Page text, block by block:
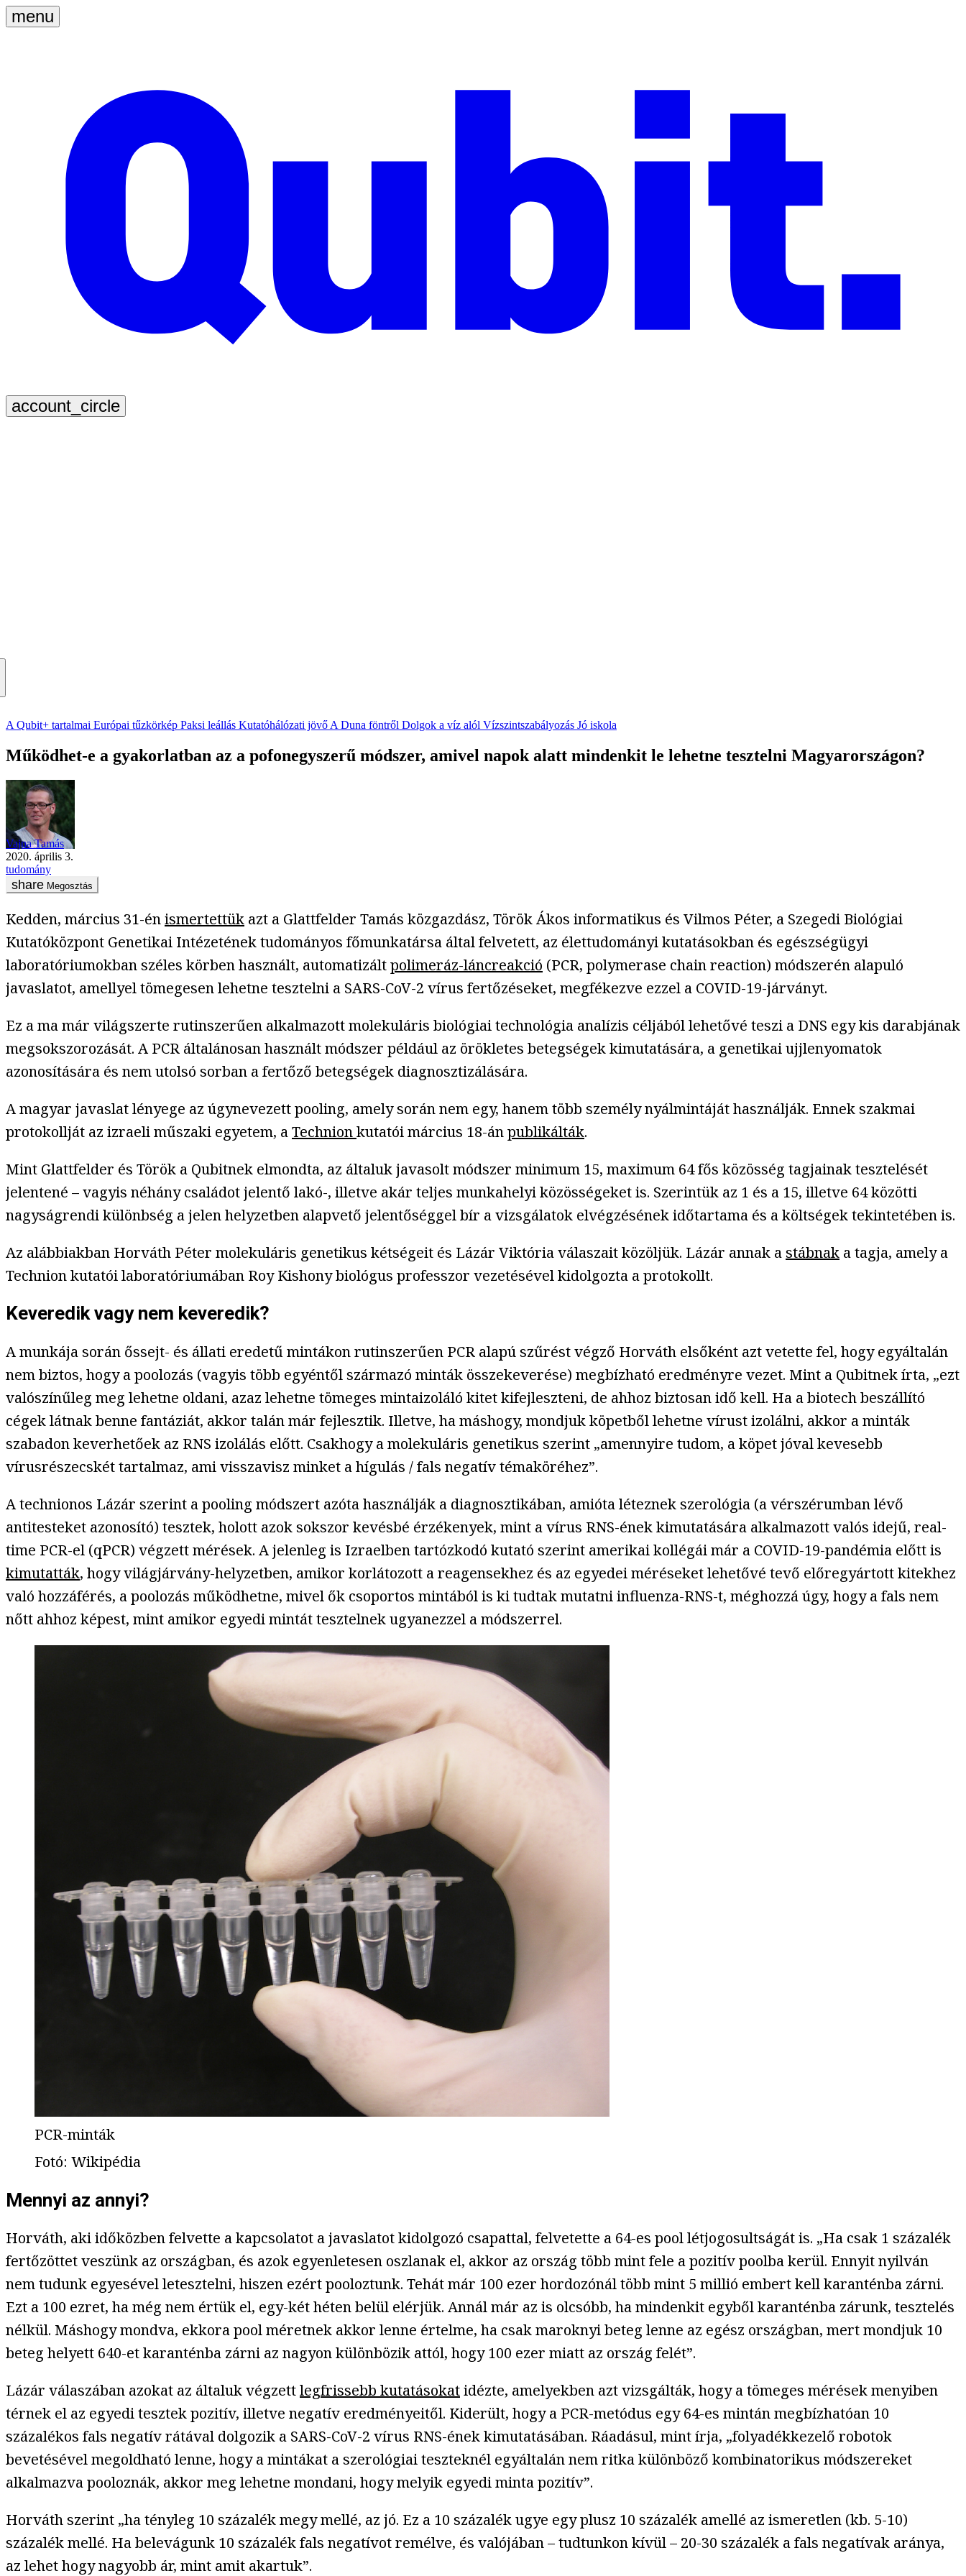
A Qubit+ tartalmai Európai tűzkörkép Paksi leállás Kutatóhálózati jövő A Duna föntről Dolgok a víz alól Vízszintszabályozás Jó iskola
Működhet-e a gyakorlatban az a pofonegyszerű módszer, amivel napok alatt mindenkit le lehetne tesztelni Magyarországon?
Vajna Tamás
2020. április 3.
tudomány
Megosztás
Kedden, március 31-énismertettük azt a Glattfelder Tamás közgazdász, Török Ákos informatikus és Vilmos Péter, a Szegedi Biológiai
Kutatóközpont Genetikai Intézetének tudományos főmunkatársa által felvetett, az élettudományi kutatásokban és egészségügyi
laboratóriumokban széles körben használt, automatizáltpolimeráz-láncreakció (PCR, polymerase chain reaction) módszerén alapuló
javaslatot, amellyel tömegesen lehetne tesztelni a SARS-CoV-2 vírus fertőzéseket, megfékezve ezzel a COVID-19-járványt.
Ez a ma már világszerte rutinszerűen alkalmazott molekuláris biológiai technológia analízis céljából lehetővé teszi a DNS egy kis darabjának
megsokszorozását. A PCR általánosan használt módszer például az örökletes betegségek kimutatására, a genetikai ujjlenyomatok
azonosítására és nem utolsó sorban a fertőző betegségek diagnosztizálására.
A magyar javaslat lényege az úgynevezett pooling, amely során nem egy, hanem több személy nyálmintáját használják. Ennek szakmai
protokollját az izraeli műszaki egyetem, aTechnionkutatói március 18-ánpublikálták.
Mint Glattfelder és Török a Qubitnek elmondta, az általuk javasolt módszer minimum 15, maximum 64 fős közösség tagjainak tesztelését
jelentené – vagyis néhány családot jelentő lakó-, illetve akár teljes munkahelyi közösségeket is. Szerintük az 1 és a 15, illetve 64 közötti
nagyságrendi különbség a jelen helyzetben alapvető jelentőséggel bír a vizsgálatok elvégzésének időtartama és a költségek tekintetében is.
Az alábbiakban Horváth Péter molekuláris genetikus kétségeit és Lázár Viktória válaszait közöljük. Lázár annak astábnak a tagja, amely a
Technion kutatói laboratóriumában Roy Kishony biológus professzor vezetésével kidolgozta a protokollt.
Keveredik vagy nem keveredik?
A munkája során őssejt- és állati eredetű mintákon rutinszerűen PCR alapú szűrést végző Horváth elsőként azt vetette fel, hogy egyáltalán
nem biztos, hogy a poolozás (vagyis több egyéntől származó minták összekeverése) megbízható eredményre vezet. Mint a Qubitnek írta, „ezt
valószínűleg meg lehetne oldani, azaz lehetne tömeges mintaizoláló kitet kifejleszteni, de ahhoz biztosan idő kell. Ha a biotech beszállító
cégek látnak benne fantáziát, akkor talán már fejlesztik. Illetve, ha máshogy, mondjuk köpetből lehetne vírust izolálni, akkor a minták
szabadon keverhetőek az RNS izolálás előtt. Csakhogy a molekuláris genetikus szerint „amennyire tudom, a köpet jóval kevesebb
vírusrészecskét tartalmaz, ami visszavisz minket a hígulás / fals negatív témaköréhez”.
A technionos Lázár szerint a pooling módszert azóta használják a diagnosztikában, amióta léteznek szerológia (a vérszérumban lévő
antitesteket azonosító) tesztek, holott azok sokszor kevésbé érzékenyek, mint a vírus RNS-ének kimutatására alkalmazott valós idejű, real-
time PCR-el (qPCR) végzett mérések. A jelenleg is Izraelben tartózkodó kutató szerint amerikai kollégái már a COVID-19-pandémia előtt is
kimutatták, hogy világjárvány-helyzetben, amikor korlátozott a reagensekhez és az egyedei méréseket lehetővé tevő előregyártott kitekhez
való hozzáférés, a poolozás működhetne, mivel ők csoportos mintából is ki tudtak mutatni influenza-RNS-t, méghozzá úgy, hogy a fals nem
nőtt ahhoz képest, mint amikor egyedi mintát tesztelnek ugyanezzel a módszerrel.
PCR-minták
Fotó: Wikipédia
Mennyi az annyi?
Horváth, aki időközben felvette a kapcsolatot a javaslatot kidolgozó csapattal, felvetette a 64-es pool létjogosultságát is. „Ha csak 1 százalék
fertőzöttet veszünk az országban, és azok egyenletesen oszlanak el, akkor az ország több mint fele a pozitív poolba kerül. Ennyit nyilván
nem tudunk egyesével letesztelni, hiszen ezért pooloztunk. Tehát már 100 ezer hordozónál több mint 5 millió embert kell karanténba zárni.
Ezt a 100 ezret, ha még nem értük el, egy-két héten belül elérjük. Annál már az is olcsóbb, ha mindenkit egyből karanténba zárunk, tesztelés
nélkül. Máshogy mondva, ekkora pool méretnek akkor lenne értelme, ha csak maroknyi beteg lenne az egész országban, mert mondjuk 10
beteg helyett 640-et karanténba zárni az nagyon különbözik attól, hogy 100 ezer miatt az ország felét”.
Lázár válaszában azokat az általuk végzettlegfrissebb kutatásokatidézte, amelyekben azt vizsgálták, hogy a tömeges mérések menyiben
térnek el az egyedi tesztek pozitív, illetve negatív eredményeitől. Kiderült, hogy a PCR-metódus egy 64-es mintán megbízhatóan 10
százalékos fals negatív rátával dolgozik a SARS-CoV-2 vírus RNS-ének kimutatásában. Ráadásul, mint írja, „folyadékkezelő robotok
bevetésével megoldható lenne, hogy a mintákat a szerológiai teszteknél egyáltalán nem ritka különböző kombinatorikus módszereket
alkalmazva pooloznák, akkor meg lehetne mondani, hogy melyik egyedi minta pozitív”.
Horváth szerint „ha tényleg 10 százalék megy mellé, az jó. Ez a 10 százalék ugye egy plusz 10 százalék amellé az ismeretlen (kb. 5-10)
százalék mellé. Ha belevágunk 10 százalék fals negatívot remélve, és valójában – tudtunkon kívül – 20-30 százalék a fals negatívak aránya,
az lehet hogy nagyobb ár, mint amit akartuk”.